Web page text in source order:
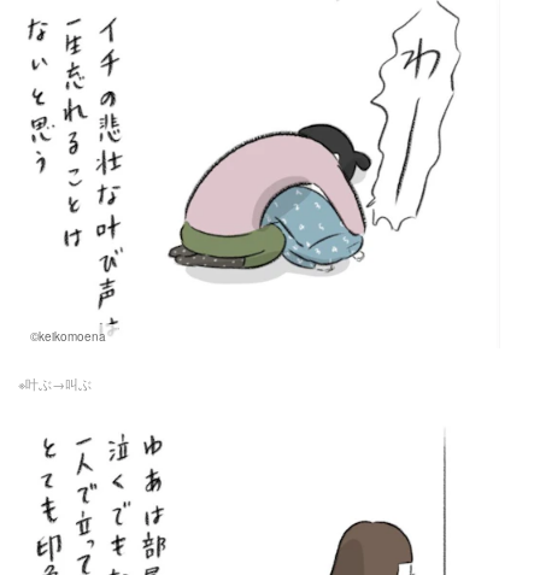
©keikomoena
※叶ぶ→叫ぶ